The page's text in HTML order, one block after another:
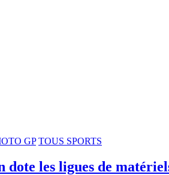
GP TOUS SPORTS
les ligues de